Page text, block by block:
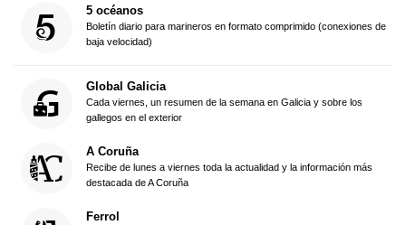
5 océanos
Boletín diario para marineros en formato comprimido (conexiones de
baja velocidad)
Global Galicia
Cada viernes, un resumen de la semana en Galicia y sobre los
gallegos en el exterior
A Coruña
Recibe de lunes a viernes toda la actualidad y la información más
destacada de A Coruña
Ferrol